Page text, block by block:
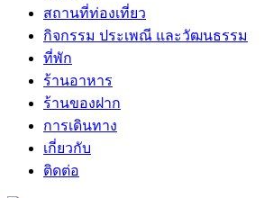
สถานที่ท่องเที่ยว
กิจกรรม ประเพณี และวัฒนธรรม
ที่พัก
ร้านอาหาร
ร้านของฝาก
การเดินทาง
เกี่ยวกับ
ติดต่อ